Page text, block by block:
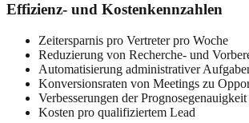
Effizienz- und Kostenkennzahlen
Zeitersparnis pro Vertreter pro Woche
Reduzierung von Recherche- und
Automatisierung administrativer
Konversionsraten von Meetings zu
Verbesserungen der Prognosegenauigkeit
Kosten pro qualifiziertem Lead